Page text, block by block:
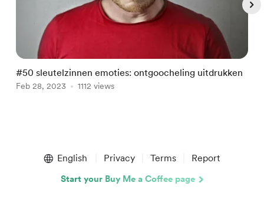
#50 sleutelzinnen emoties: ontgoocheling uitdrukken
Feb 28, 2023 1112 views
English Privacy Terms Report
Start your Buy Me a Coffee page